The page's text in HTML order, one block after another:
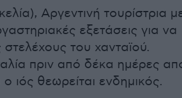
Αργεντινή τουρίστρια
εξετάσεις για να
του χανταϊού.
πριν από δέκα ημέρες
ιός θεωρείται ενδημικός.